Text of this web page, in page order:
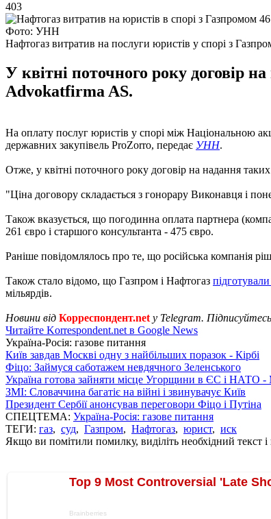
403
Фото: УНН
Нафтогаз витратив на послуги юристів у спорі з
У квітні поточного року договір
Advokatfirma AS.
На оплату послуг юристів у спорі між Національною
державних закупівель ProZorro, передає УНН.
Отже, у квітні поточного року договір на надання
"Ціна договору складається з гонорару Виконавця і
Також вказується, що погодинна оплата партнера
261 євро і старшого консультанта - 475 євро.
Раніше повідомлялось про те, що російська компанія
Також стало відомо, що Газпром і Нафтогаз
мільярдів.
Новини від Корреспондент.net у Telegram.
Читайте Korrespondent.net в Google News
Україна-Росія: газове питання
Київ завдав Москві одну з найбільших поразок - Кірбі
Фіцо: Займуся саботажем невдячного Зеленського
Україна готова зайняти місце Угорщини в ЄС і НАТО
ЗМІ: Словаччина багатіє на війні і звинувачує Київ
Президент Сербії анонсував переговори Фіцо і Путіна
СПЕЦТЕМА: Україна-Росія: газове питання
ТЕГИ: газ, суд, Газпром, Нафтогаз, юрист, иск
Якщо ви помітили помилку, виділіть необхідний текст